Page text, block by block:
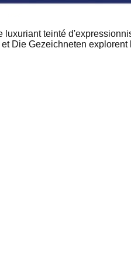
teinté
Die Gezeichneten